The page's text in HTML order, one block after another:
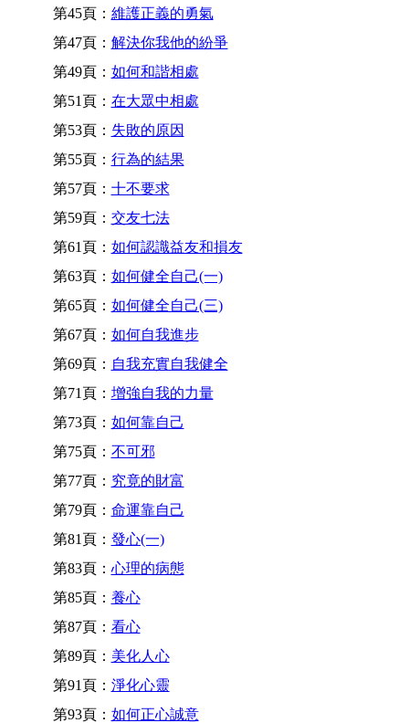
第45頁： 維護正義的勇氣
第47頁： 解決你我他的紛爭
第49頁： 如何和諧相處
第51頁： 在大眾中相處
第53頁： 失敗的原因
第55頁： 行為的結果
第57頁： 十不要求
第59頁： 交友七法
第61頁： 如何認識益友和損友
第63頁： 如何健全自己(一)
第65頁： 如何健全自己(三)
第67頁： 如何自我進步
第69頁： 自我充實自我健全
第71頁： 增強自我的力量
第73頁： 如何靠自己
第75頁： 不可邪
第77頁： 究竟的財富
第79頁： 命運靠自己
第81頁： 發心(一)
第83頁： 心理的病態
第85頁： 養心
第87頁： 看心
第89頁： 美化人心
第91頁： 淨化心靈
第93頁： 如何正心誠意